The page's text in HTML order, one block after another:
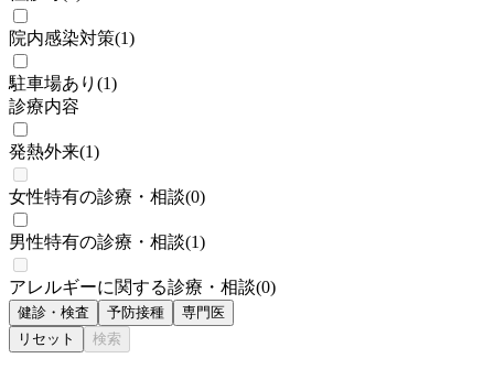
院内感染対策(1)
駐車場あり (1)
診療内容
発熱外来(1)
女性特有の診療・相談(0)
男性特有の診療・相談(1)
アレルギーに関する診療・相談(0)
健診・検査 予防接種
専門医
リセット
検索